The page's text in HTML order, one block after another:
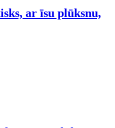
ar īsu plūksnu,